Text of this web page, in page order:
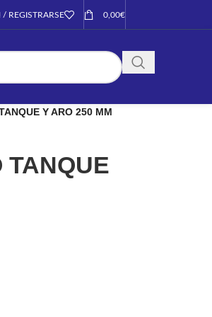
REGISTRARSE 0,00€
Y ARO 250 MM
TANQUE